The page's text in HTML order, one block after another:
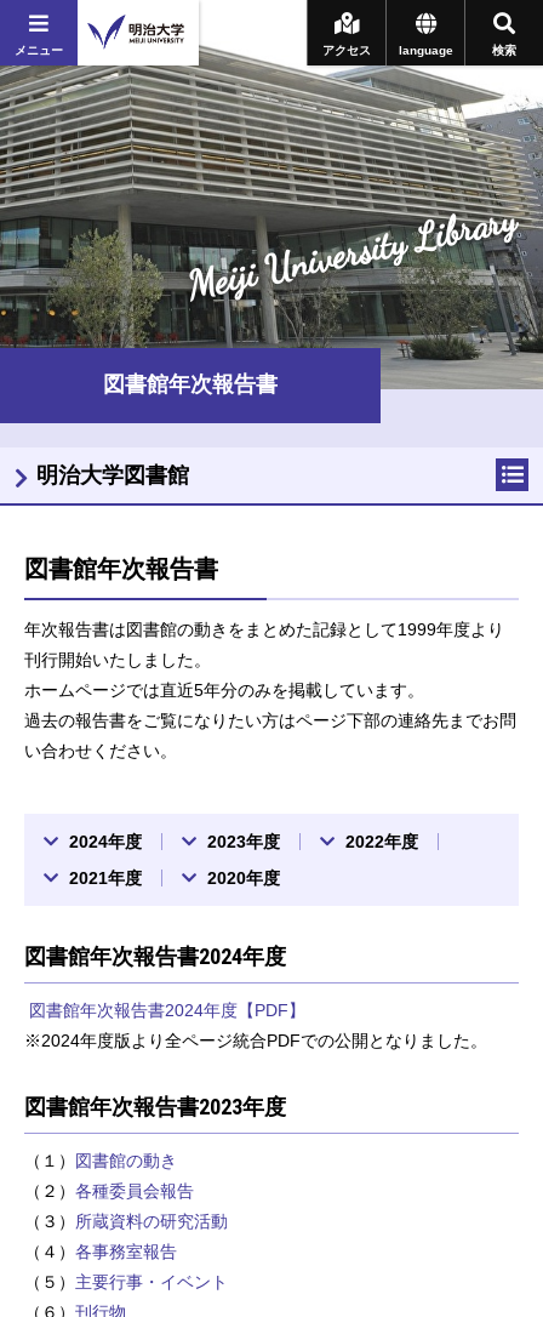
メニュー 検索
language
アクセス
Meiji University Library
図書館年次報告書
図書館年次報告書
年次報告書は図書館の動きをまとめた記録として1999年度より
刊行開始いたしました。
ホームページでは直近5年分のみを掲載しています。
過去の報告書をご覧になりたい方はページ下部の連絡先までお問
い合わせください。
2024年度 2023年度
2022年度
2021年度
2020年度
図書館年次報告書2024年度
図書館年次報告書2024年度【PDF】
※2024年度版より全ページ統合PDFでの公開となりました。
図書館年次報告書2023年度
（１） 図書館の動き
（２） 各種委員会報告
（３） 所蔵資料の研究活動
（４） 各事務室報告
（５） 主要行事・イベント
（６） 刊行物
明治大学図書館